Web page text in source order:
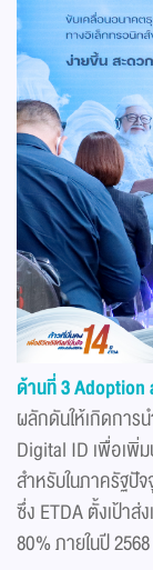
ด้านที่ 3
ผลักดันให้เกิดการ
Digital ID เพื่อเพิ่
สำหรับในภาครัฐปั
ซึ่ง ETDA ตั้งเป้าส่
80% ภายในปี 2568